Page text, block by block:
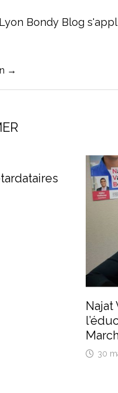
Bondy Blog
→
Najat
30